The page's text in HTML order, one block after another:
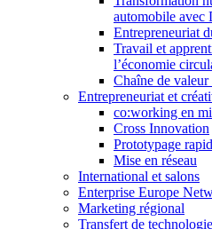
automobile avec
Entrepreneuriat
Travail et
l’économie
Chaîne de valeur
Entrepreneuriat et
co:working en
Cross Innovation
Prototypage
Mise en réseau
International et salons
Enterprise Europe
Marketing régional
Transfert de